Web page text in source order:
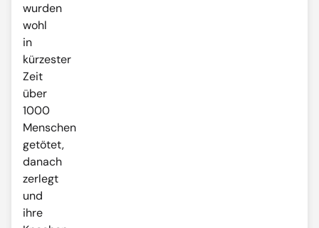
wurden
wohl
in
kürzester
Zeit
über
1000
Menschen
getötet,
danach
zerlegt
und
ihre